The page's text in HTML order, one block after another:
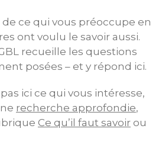
ce qui vous préoccupe en
ont voulu le savoir aussi.
recueille les questions
posées – et y répond ici.
ici ce qui vous intéresse,
recherche approfondie,
Ce qu’il faut savoir ou